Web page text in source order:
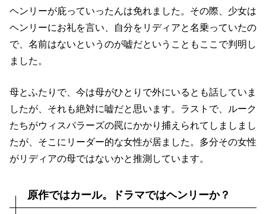
ヘンリーが庇っていったんは免れました。その際、少女は
ヘンリーにお礼を言い、自分をリディアと名乗っていたの
で、名前はないというのが嘘だということもここで判明し
ました。
母とふたりで、今は母がひとりで外にいるとも話していま
したが、それも絶対に嘘だと思います。ラストで、ルーク
たちがウィスパラーズの罠にかかり捕えられてしましまし
たが、そこにリーダー的な女性が居ました。多分その女性
がリディアの母ではないかと推測しています。
原作ではカール。ドラマではヘンリーか？